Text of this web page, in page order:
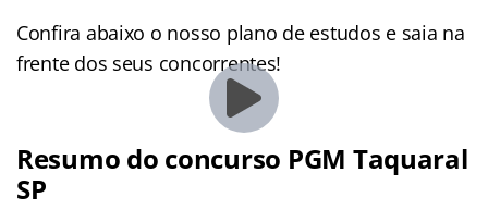
Confira abaixo o nosso plano de estudos e saia na
frente dos seus concorrentes!
Resumo do concurso PGM Taquaral
SP